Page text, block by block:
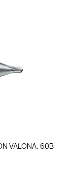
VALONA. 60B: